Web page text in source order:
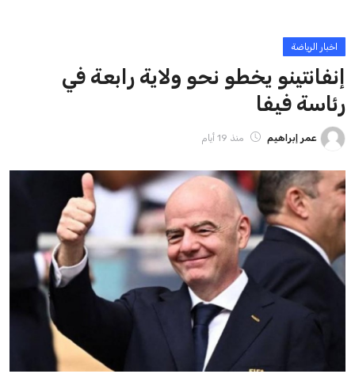
اخبار الرياضة
إنفانتينو يخطو نحو ولاية رابعة في
رئاسة فيفا
عمر إبراهيم منذ 19 أيام